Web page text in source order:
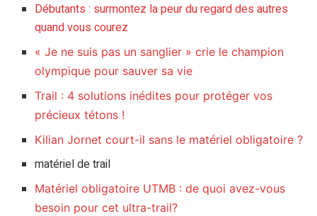
Débutants : surmontez la peur du regard des autres
quand vous courez
« Je ne suis pas un sanglier » crie le champion
olympique pour sauver sa vie
Trail : 4 solutions inédites pour protéger vos
précieux tétons !
Kilian Jornet court-il sans le matériel obligatoire ?
matériel de trail
Matériel obligatoire UTMB : de quoi avez-vous
besoin pour cet ultra-trail?